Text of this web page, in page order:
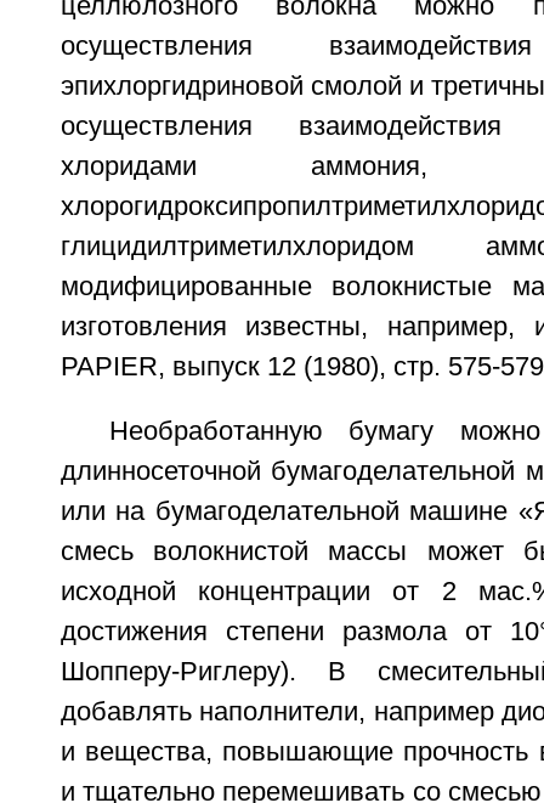
целлюлозного волокна можно
осуществления
эпихлоргидриновой смолой и
осуществления
хлоридами аммония,
глицидилтриметилхлоридом
модифицированные волокнистые
изготовления известны, например,
PAPIER, выпуск 12 (1980), стр. 575-
Необработанную бумагу
длинносеточной бумагоделательной
или на бумагоделательной машине
смесь волокнистой массы может
исходной концентрации от 2
достижения степени размола от
Шопперу-Риглеру). В
добавлять наполнители, например
и вещества, повышающие прочность
и тщательно перемешивать со